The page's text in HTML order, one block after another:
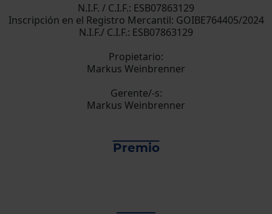
N.I.F. / C.I.F.: ESB07863129
Inscripción en el Registro Mercantil: GOIBE764405/2024
N.I.F./ C.I.F.: ESB07863129
Propietario:
Markus Weinbrenner
Gerente/-s:
Markus Weinbrenner
Premio